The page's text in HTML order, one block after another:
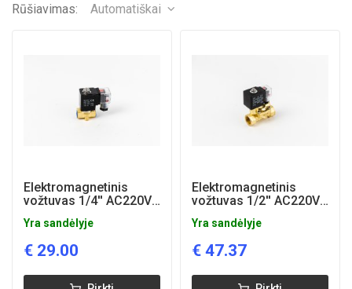
Rūšiavimas: Automatiškai
Elektromagnetinis
vožtuvas 1/4'' AC220V
Yra sandėlyje
€ 29.00
Elektromagnetinis
vožtuvas 1/2'' AC220V
Yra sandėlyje
€ 47.37